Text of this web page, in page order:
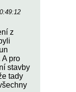
z
A pro
stavby
tady